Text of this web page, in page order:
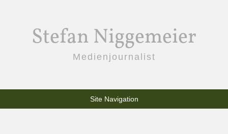
Stefan Niggemeier
Medienjournalist
Site Navigation